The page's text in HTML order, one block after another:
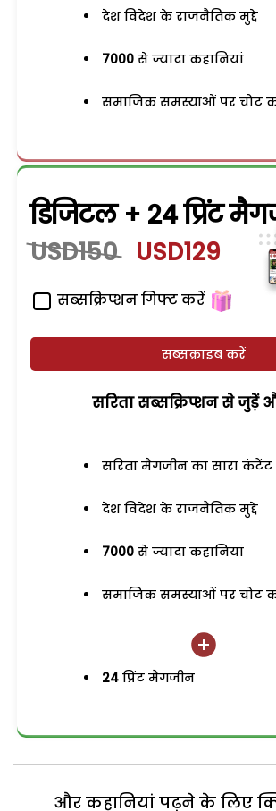
देश विदेश के राजनैतिक मुद्दे
7000 से ज्यादा कहानियां
समाजिक समस्याओं पर चोट
डिजिटल + 24 प्रिंट
USD150 USD129
सब्सक्रिप्शन गिफ्ट करें
सब्सक्राइब करें
सरिता सब्सक्रिप्शन से जुड़ेें
सरिता मैगजीन का सारा कंटेंट
देश विदेश के राजनैतिक मुद्दे
7000 से ज्यादा कहानियां
समाजिक समस्याओं पर चोट
24 प्रिंट मैगजीन
और कहानियां पढ़ने के लिए